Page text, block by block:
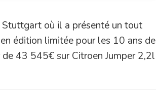
Stuttgart où il a présenté un tout
édition limitée pour les 10 ans de
43 545€ sur Citroen Jumper 2,2l